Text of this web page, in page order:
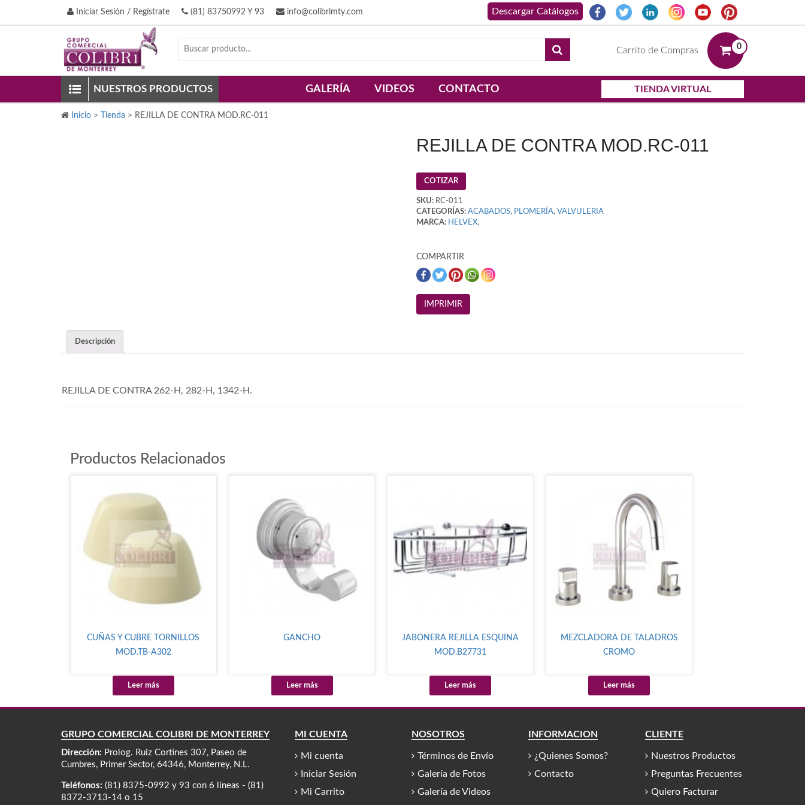
Iniciar Sesión / Regístrate (81) 83750992 Y 93 info@colibrimty.com
Carrito de Compras 0
NUESTROS PRODUCTOS GALERÍA VIDEOS CONTACTO TIENDA VIRTUAL
Inicio > Tienda > REJILLA DE CONTRA MOD.RC-011
REJILLA DE CONTRA MOD.RC-011
COTIZAR
SKU:RC-011
CATEGORÍAS: ACABADOS, PLOMERÍA, VALVULERIA
MARCA: HELVEX,
COMPARTIR
Descripción
REJILLA DE CONTRA 262-H, 282-H, 1342-H.
Productos Relacionados
CUÑAS Y CUBRE TORNILLOS
MOD.TB-A302
Leer más
GANCHO
Leer más
JABONERA REJILLA ESQUINA
MOD.B27731
Leer más
MEZCLADORA DE TALADROS
CROMO
Leer más
GRUPO COMERCIAL COLIBRÍ DE MONTERREY
Dirección: Prolog. Ruiz Cortines 307, Paseo de
Cumbres, Primer Sector, 64346, Monterrey, N.L.
Teléfonos: (81) 8375-0992 y 93 con 6 líneas - (81)
8372-3713-14 o 15
MI CUENTA
Mi cuenta
Iniciar Sesión
Mi Carrito
NOSOTROS
Términos de Envío
Galería de Fotos
Galería de Videos
INFORMACIÓN
¿Quienes Somos?
Contacto
CLIENTE
Nuestros Productos
Preguntas Frecuentes
Quiero Facturar